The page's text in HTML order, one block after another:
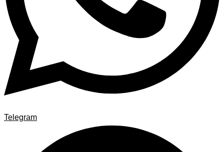
Telegram